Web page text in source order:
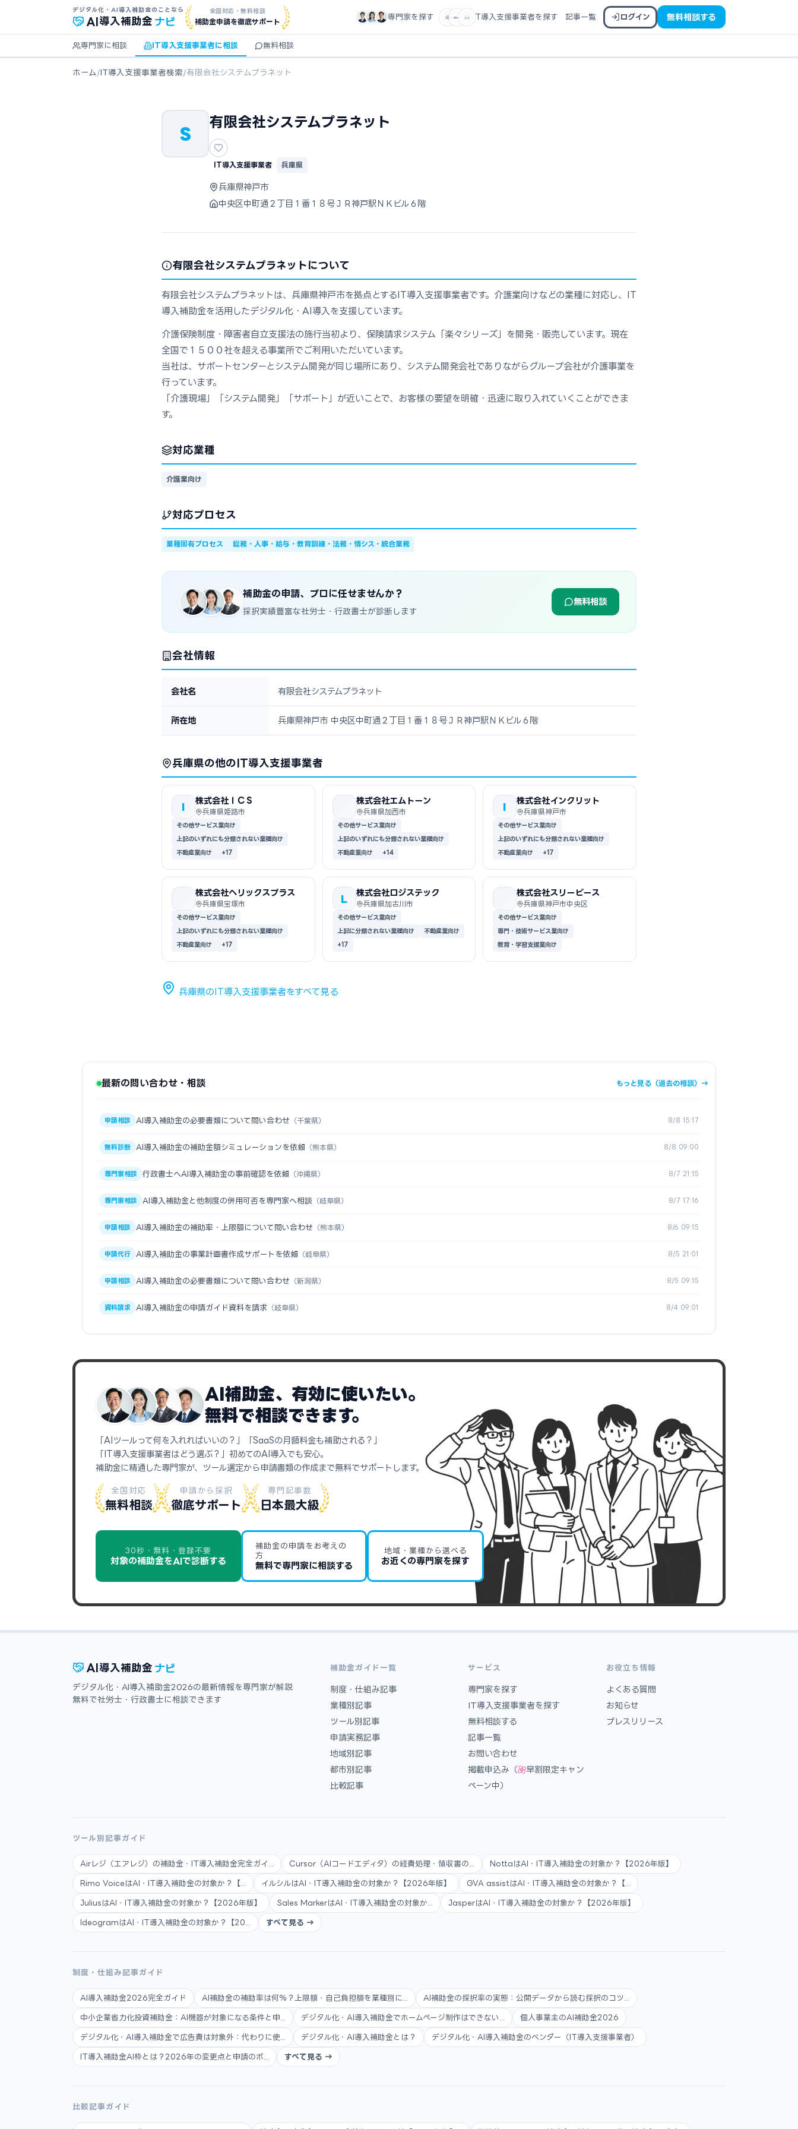
デジタル化・AI導入補助金のことなら
AI導入補助金 ナビ
全国対応・無料相談
補助金申請を徹底サポート
専門家を探す IT導入支援事業者を探す 記事一覧 ログイン 無料相談する
専門家に相談 IT導入支援事業者に相談 無料相談
ホーム /IT導入支援事業者検索/有限会社システムプラネット
S
有限会社システムプラネット
IT導入支援事業者 兵庫県
兵庫県神戸市
中央区中町通２丁目１番１８号ＪＲ神戸駅ＮＫビル６階
有限会社システムプラネットについて
有限会社システムプラネットは、兵庫県神戸市を拠点とするIT導入支援事業者です。介護業向けなどの業種に対応し、IT
導入補助金を活用したデジタル化・AI導入を支援しています。
介護保険制度・障害者自立支援法の施行当初より、保険請求システム「楽々シリーズ」を開発・販売しています。現在
全国で１５００社を超える事業所でご利用いただいています。
当社は、サポートセンターとシステム開発が同じ場所にあり、システム開発会社でありながらグループ会社が介護事業を
行っています。
「介護現場」「システム開発」「サポート」が近いことで、お客様の要望を明確・迅速に取り入れていくことができま
す。
対応業種
介護業向け
対応プロセス
業種固有プロセス 総務・人事・給与・教育訓練・法務・情シス・統合業務
補助金の申請、プロに任せませんか？
採択実績豊富な社労士・行政書士が診断します
無料相談
会社情報
会社名 有限会社システムプラネット
所在地 兵庫県神戸市 中央区中町通２丁目１番１８号ＪＲ神戸駅ＮＫビル６階
兵庫県の他のIT導入支援事業者
I
株式会社ＩＣＳ
兵庫県姫路市
その他サービス業向け
上記のいずれにも分類されない業種向け
不動産業向け
+17
株式会社エムトーン
兵庫県加西市
その他サービス業向け
上記のいずれにも分類されない業種向け
不動産業向け
+14
I
株式会社インクリット
兵庫県神戸市
その他サービス業向け
上記のいずれにも分類されない業種向け
不動産業向け
+17
株式会社ヘリックスプラス
兵庫県宝塚市
その他サービス業向け
上記のいずれにも分類されない業種向け
不動産業向け
+17
L
株式会社ロジステック
兵庫県加古川市
その他サービス業向け
上記に分類されない業種向け
不動産業向け
+17
株式会社スリーピース
兵庫県神戸市中央区
その他サービス業向け
専門・技術サービス業向け
教育・学習支援業向け
兵庫県のIT導入支援事業者をすべて見る
最新の問い合わせ・相談 もっと見る（過去の相談）→
申請相談 AI導入補助金の必要書類について問い合わせ （千葉県） 8/8 15:17
無料診断 AI導入補助金の補助金額シミュレーションを依頼 （熊本県） 8/8 09:00
専門家相談 行政書士へAI導入補助金の事前確認を依頼 （沖縄県） 8/7 21:15
専門家相談 AI導入補助金と他制度の併用可否を専門家へ相談 （岐阜県） 8/7 17:16
申請相談 AI導入補助金の補助率・上限額について問い合わせ （熊本県） 8/6 09:15
申請代行 AI導入補助金の事業計画書作成サポートを依頼 （岐阜県） 8/5 21:01
申請相談 AI導入補助金の必要書類について問い合わせ （新潟県） 8/5 09:15
資料請求 AI導入補助金の申請ガイド資料を請求 （岐阜県） 8/4 09:01
AI補助金、有効に使いたい。
無料で相談できます。
「AIツールって何を入れればいいの？」「SaaSの月額料金も補助される？」
「IT導入支援事業者はどう選ぶ？」初めてのAI導入でも安心。
補助金に精通した専門家が、ツール選定から申請書類の作成まで無料でサポートします。
全国対応
無料相談
申請から採択
徹底サポート
専門記事数
日本最大級
30秒・無料・登録不要
対象の補助金をAIで診断する
補助金の申請をお考えの
方
無料で専門家に相談する
地域・業種から選べる
お近くの専門家を探す
AI 導入補助金 ナビ
デジタル化・AI導入補助金2026の最新情報を専門家が解説
無料で社労士・行政書士に相談できます
補助金ガイド一覧
制度・仕組み記事
業種別記事
ツール別記事
申請実務記事
地域別記事
都市別記事
比較記事
サービス
専門家を探す
IT導入支援事業者を探す
無料相談する
記事一覧
お問い合わせ
掲載申込み（
早割限定キャン
ペーン中）
お役立ち情報
よくある質問
お知らせ
プレスリリース
ツール別記事ガイド
Airレジ（エアレジ）の補助金・IT導入補助金完全ガイ... Cursor（AIコードエディタ）の経費処理・領収書の... NottaはAI・IT導入補助金の対象か？【2026年版】
Rimo VoiceはAI・IT導入補助金の対象か？【... イルシルはAI・IT導入補助金の対象か？【2026年版】 GVA assistはAI・IT導入補助金の対象か？【...
JuliusはAI・IT導入補助金の対象か？【2026年版】 Sales MarkerはAI・IT導入補助金の対象か... JasperはAI・IT導入補助金の対象か？【2026年版】
IdeogramはAI・IT導入補助金の対象か？【20... すべて見る →
制度・仕組み記事ガイド
AI導入補助金2026完全ガイド AI補助金の補助率は何%？上限額・自己負担額を業種別に... AI補助金の採択率の実態：公開データから読む採択のコツ...
中小企業省力化投資補助金：AI機器が対象になる条件と申... デジタル化・AI導入補助金でホームページ制作はできない... 個人事業主のAI補助金2026
デジタル化・AI導入補助金で広告費は対象外：代わりに使... デジタル化・AI導入補助金とは？ デジタル化・AI導入補助金のベンダー（IT導入支援事業者）
IT導入補助金AI枠とは？2026年の変更点と申請のポ... すべて見る →
比較記事ガイド